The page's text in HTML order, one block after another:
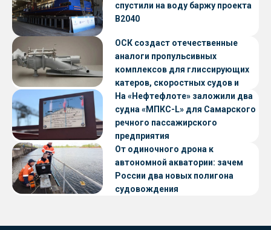
спустили на воду баржу проекта
В2040
ОСК создаст отечественные
аналоги пропульсивных
комплексов для глиссирующих
катеров, скоростных судов и
судов с малой осадкой
На «Нефтефлоте» заложили два
судна «МПКС-L» для Самарского
речного пассажирского
предприятия
От одиночного дрона к
автономной акватории: зачем
России два новых полигона
судовождения